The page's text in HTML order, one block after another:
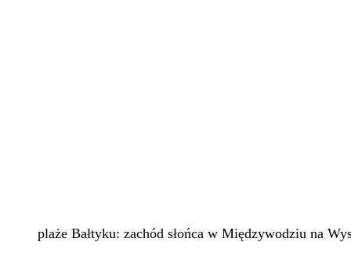
plaże Bałtyku: zachód słońca w Międzywodziu na